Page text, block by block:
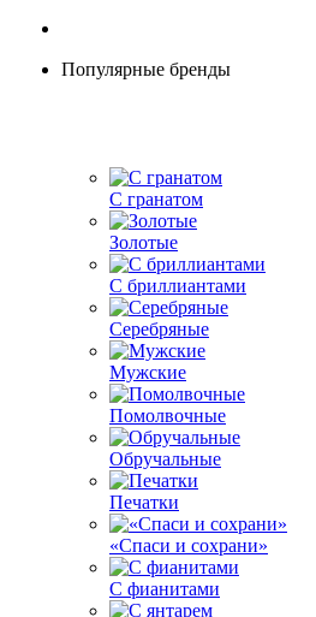
Популярные бренды
С гранатом
Золотые
С бриллиантами
Серебряные
Мужские
Помолвочные
Обручальные
Печатки
«Спаси и сохрани»
С фианитами